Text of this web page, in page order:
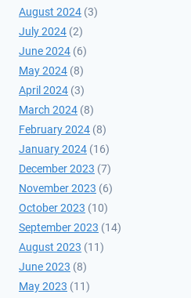
August 2024 (3)
July 2024 (2)
June 2024 (6)
May 2024 (8)
April 2024 (3)
March 2024 (8)
February 2024 (8)
January 2024 (16)
December 2023 (7)
November 2023 (6)
October 2023 (10)
September 2023 (14)
August 2023 (11)
June 2023 (8)
May 2023 (11)